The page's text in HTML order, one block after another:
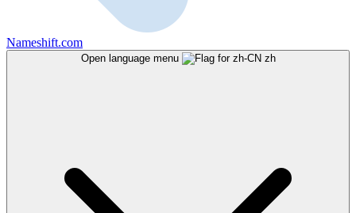
Nameshift.com
Open language menu zh